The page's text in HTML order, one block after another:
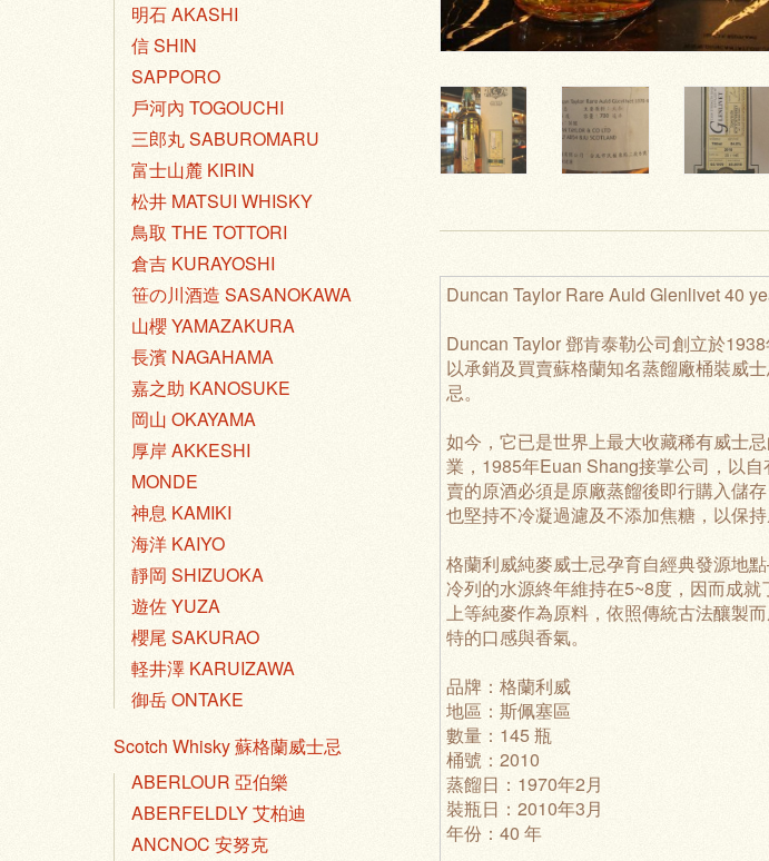
明石 AKASHI
信 SHIN
SAPPORO
戶河內 TOGOUCHI
三郎丸 SABUROMARU
富士山麓 KIRIN
松井 MATSUI WHISKY
鳥取 THE TOTTORI
倉吉 KURAYOSHI
笹の川酒造 SASANOKAWA
山櫻 YAMAZAKURA
長濱 NAGAHAMA
嘉之助 KANOSUKE
岡山 OKAYAMA
厚岸 AKKESHI
MONDE
神息 KAMIKI
海洋 KAIYO
靜岡 SHIZUOKA
遊佐 YUZA
櫻尾 SAKURAO
軽井澤 KARUIZAWA
御岳 ONTAKE
Scotch Whisky 蘇格蘭威士忌
ABERLOUR 亞伯樂
ABERFELDLY 艾柏迪
ANCNOC 安努克
Duncan Taylor Rare Auld Glenlivet 40
Duncan Taylor 鄧肯泰勒公司創立於
以承銷及買賣蘇格蘭知名蒸餾廠桶裝威
忌。
如今，它已是世界上最大收藏稀有威士
業，1985年Euan Shang接掌公司，以
賣的原酒必須是原廠蒸餾後即行購入儲
也堅持不冷凝過濾及不添加焦糖，以保持
格蘭利威純麥威士忌孕育自經典發源地
冷列的水源終年維持在5~8度，因而成
上等純麥作為原料，依照傳統古法釀製
特的口感與香氣。
品牌：格蘭利威
地區：斯佩塞區
數量：145 瓶
桶號：2010
蒸餾日：1970年2月
裝瓶日：2010年3月
年份：40 年